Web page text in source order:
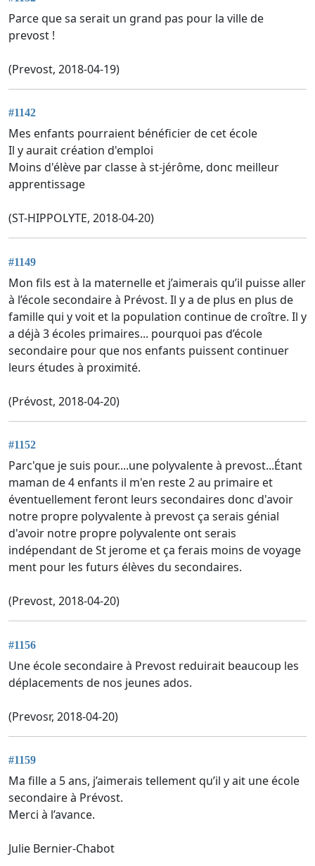
Parce que sa serait un grand pas pour la ville de
prevost !
(Prevost, 2018-04-19)
#1142
Mes enfants pourraient bénéficier de cet école
Il y aurait création d'emploi
Moins d'élève par classe à st-jérôme, donc meilleur
apprentissage
(ST-HIPPOLYTE, 2018-04-20)
#1149
Mon fils est à la maternelle et j’aimerais qu’il puisse aller
à l’école secondaire à Prévost. Il y a de plus en plus de
famille qui y voit et la population continue de croître. Il y
a déjà 3 écoles primaires... pourquoi pas d’école
secondaire pour que nos enfants puissent continuer
leurs études à proximité.
(Prévost, 2018-04-20)
#1152
Parc'que je suis pour....une polyvalente à prevost...Étant
maman de 4 enfants il m'en reste 2 au primaire et
éventuellement feront leurs secondaires donc d'avoir
notre propre polyvalente à prevost ça serais génial
d'avoir notre propre polyvalente ont serais
indépendant de St jerome et ça ferais moins de voyage
ment pour les futurs élèves du secondaires.
(Prevost, 2018-04-20)
#1156
Une école secondaire à Prevost reduirait beaucoup les
déplacements de nos jeunes ados.
(Prevosr, 2018-04-20)
#1159
Ma fille a 5 ans, j’aimerais tellement qu’il y ait une école
secondaire à Prévost.
Merci à l’avance.
Julie Bernier-Chabot